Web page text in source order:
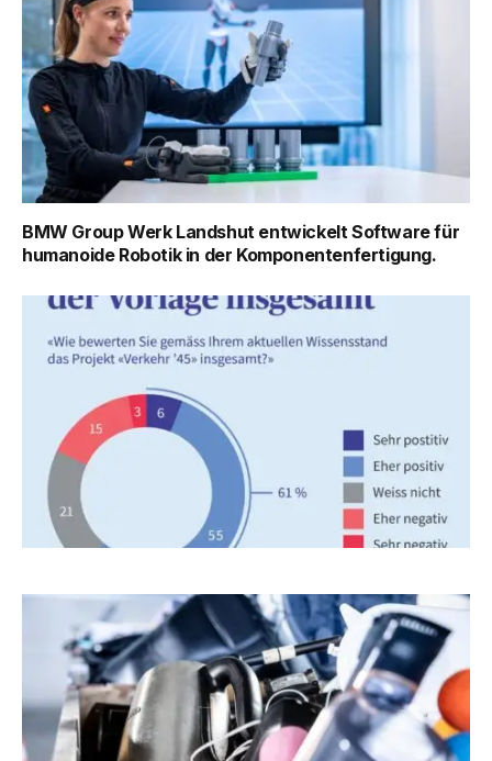
BMW Group Werk Landshut entwickelt Software für
humanoide Robotik in der Komponentenfertigung.